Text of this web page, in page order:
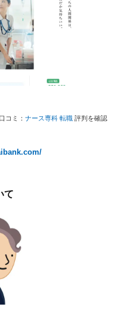
口コミ： ナース専科 転職 評判を確認
て